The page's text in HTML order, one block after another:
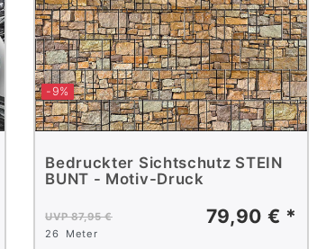
-9%
Bedruckter Sichtschutz STEIN
BUNT - Motiv-Druck
UVP 87,95 € 79,90 € *
26 Meter